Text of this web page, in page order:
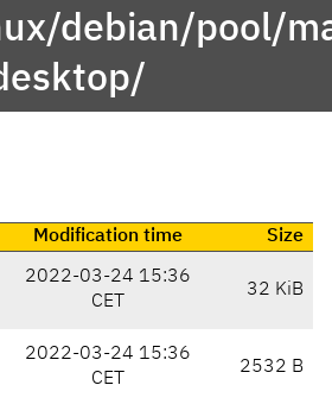
debian/pool/
Modification time
Size
2022-03-24 15:36
CET
32 KiB
2022-03-24 15:36
CET
2532 B